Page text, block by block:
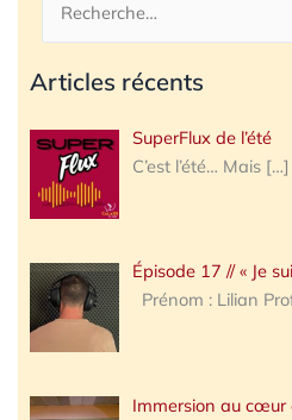
Rechercher :
Articles récents
SuperFlux de l’été
C’est l’été… Mais […]
Épisode 17 // « Je
Prénom : Lilian
Immersion au cœur